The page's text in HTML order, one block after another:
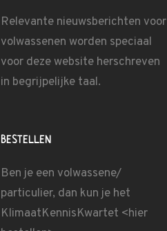
Relevante nieuwsberichten voor
volwassenen worden speciaal
voor deze website herschreven
in begrijpelijke taal.
BESTELLEN
Ben je een volwassene/
particulier, dan kun je het
KlimaatKennisKwartet <hier